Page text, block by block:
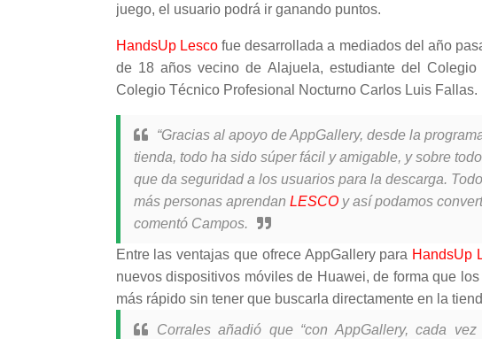
juego, el usuario podrá ir ganando puntos.
HandsUp Lescofue desarrollada a mediados del año
de 18 años vecino de Alajuela, estudiante del
Colegio Técnico Profesional Nocturno Carlos Luis Fallas.
“Gracias al apoyo de AppGallery, desde la
tienda, todo ha sido súper fácil y amigable, y sobre
que da seguridad a los usuarios para la descarga.
más personas aprendan LESCOy así podamos
comentó Campos.
Entre las ventajas que ofrece AppGallery para HandsUp
nuevos dispositivos móviles de Huawei, de forma que
más rápido sin tener que buscarla directamente en la
Corrales añadió que “con AppGallery, cada